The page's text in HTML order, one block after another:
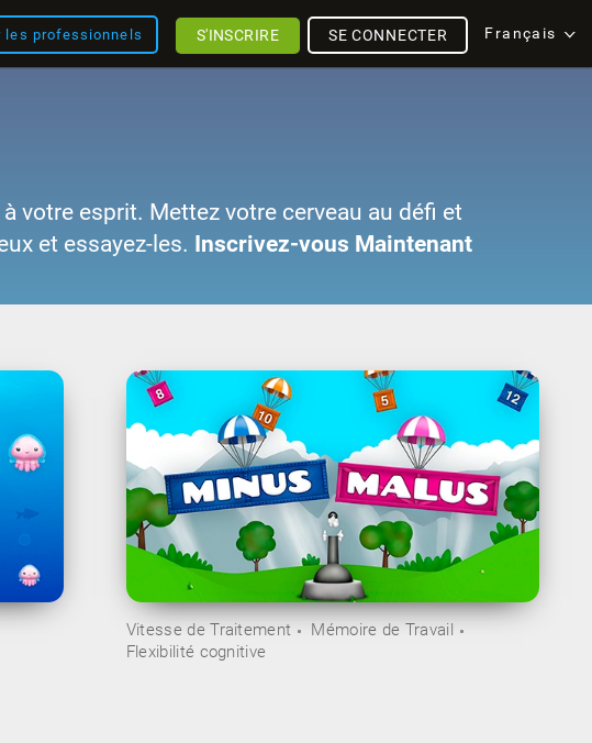
les professionnels Français
SE CONNECTER
S'INSCRIRE
votre esprit. Mettez votre cerveau au défi et
et essayez-les. Inscrivez-vous Maintenant
Vitesse de Traitement
Mémoire de Travail
Flexibilité cognitive